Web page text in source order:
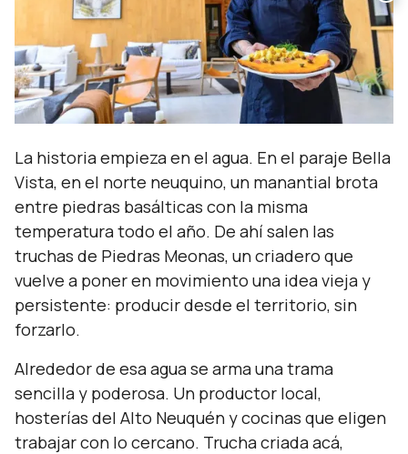
La historia empieza en el agua. En el paraje Bella
Vista, en el norte neuquino, un manantial brota
entre piedras basálticas con la misma
temperatura todo el año. De ahí salen las
truchas de Piedras Meonas, un criadero que
vuelve a poner en movimiento una idea vieja y
persistente: producir desde el territorio, sin
forzarlo.
Alrededor de esa agua se arma una trama
sencilla y poderosa. Un productor local,
hosterías del Alto Neuquén y cocinas que eligen
trabajar con lo cercano. Trucha criada acá,